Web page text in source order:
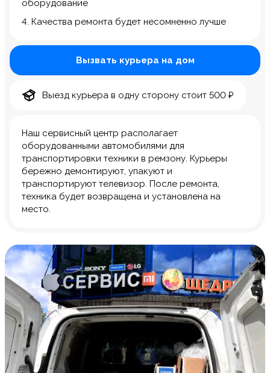
оборудование
4. Качества ремонта будет несомненно лучше
Наш сервисный центр располагает
оборудованными автомобилями для
транспортировки техники в ремзону. Курьеры
бережно демонтируют, упакуют и
транспортируют телевизор. После ремонта,
техника будет возвращена и установлена на
место.
Вызвать курьера на дом
Выезд курьера в одну сторону стоит 500 ₽